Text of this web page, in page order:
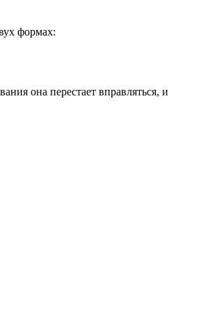
формах:
она перестает вправляться, и